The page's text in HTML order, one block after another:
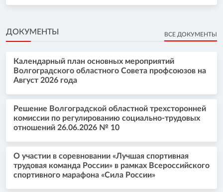
ДОКУМЕНТЫ ВСЕ ДОКУМЕНТЫ
Календарный план основных мероприятий
Волгоградского областного Совета профсоюзов на
Август 2026 года
Решение Волгоградской областной трехсторонней
комиссии по регулированию социально-трудовых
отношений 26.06.2026 № 10
О участии в соревновании «Лучшая спортивная
трудовая команда России» в рамках Всероссийского
спортивного марафона «Сила России»